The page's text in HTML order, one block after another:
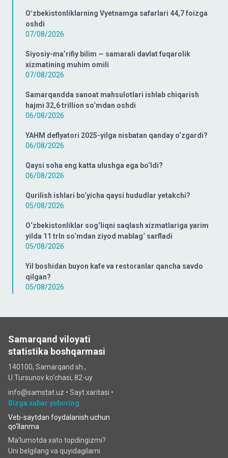
Oʻzbekistonliklarning Vyetnamga safarlari 44,7 foizga
oshdi
07/08/2026
Siyosiy-ma’rifiy bilim — samarali davlat fuqarolik
xizmatining muhim omili
07/08/2026
Samarqandda sanoat mahsulotlari ishlab chiqarish
hajmi 32,6 trillion so‘mdan oshdi
06/08/2026
YAHM deflyatori 2025-yilga nisbatan qanday o‘zgardi?
06/08/2026
Qaysi soha eng katta ulushga ega bo‘ldi?
06/08/2026
Qurilish ishlari bo‘yicha qaysi hududlar yetakchi?
05/08/2026
O‘zbekistonliklar sog‘liqni saqlash xizmatlariga yarim
yilda 11 trln so‘mdan ziyod mablag‘ sarfladi
05/08/2026
Yil boshidan buyon kafe va restoranlar qancha savdo
qilgan?
05/08/2026
Samarqand viloyati
statistika boshqarmasi
140100, Samarqand sh.,
U.Tursunov ko‘chаsi, 82-uy
info@samstat.uz • Sayt xaritasi •
Bizga xabar yuboring
Veb-saytdan foydalanish uchun
qo‘llanma
Ma'lumotda xato topdingizmi?
Uni belgilang va quyidagilarni